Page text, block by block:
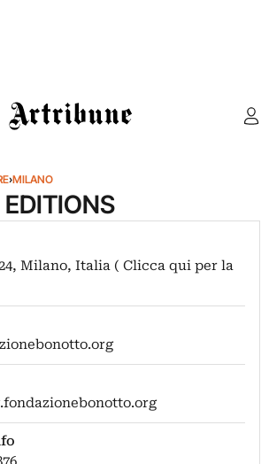
Artribune
›MILANO
Milano, Italia ( Clicca qui per la